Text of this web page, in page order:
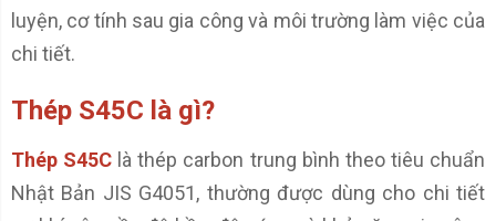
luyện, cơ tính sau gia công và môi trường làm việc của
chi tiết.
Thép S45C là gì?
Thép S45C là thép carbon trung bình theo tiêu chuẩn
Nhật Bản JIS G4051, thường được dùng cho chi tiết